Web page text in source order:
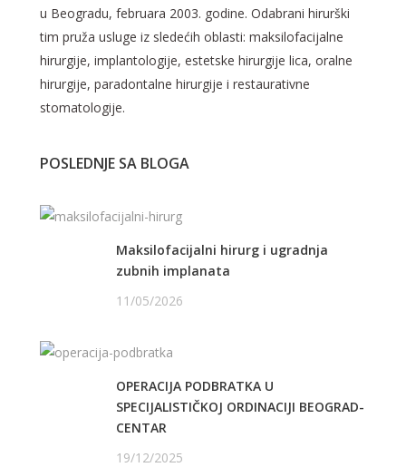
u Beogradu, februara 2003. godine. Odabrani hirurški
tim pruža usluge iz sledećih oblasti: maksilofacijalne
hirurgije, implantologije, estetske hirurgije lica, oralne
hirurgije, paradontalne hirurgije i restaurativne
stomatologije.
POSLEDNJE SA BLOGA
Maksilofacijalni hirurg i ugradnja
zubnih implanata
11/05/2026
OPERACIJA PODBRATKA U
SPECIJALISTIČKOJ ORDINACIJI BEOGRAD-
CENTAR
19/12/2025